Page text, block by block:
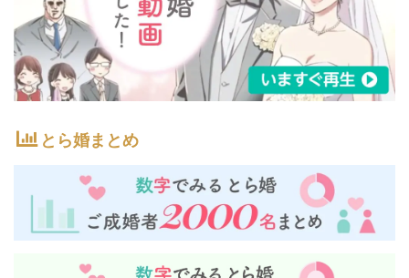
とら婚まとめ